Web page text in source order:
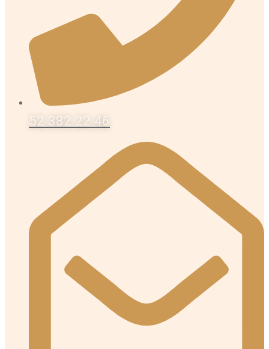
52 382 22 46